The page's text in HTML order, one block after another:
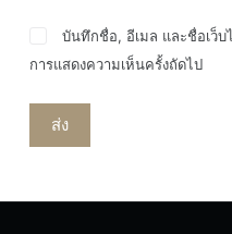
บันทึกชื่อ, อีเมล และชื่อเว็บ
การแสดงความเห็นครั้งถัดไป
ส่ง